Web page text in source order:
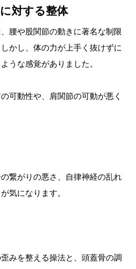
対する整体
腰や股関節の動きに著名な制限
かし、体の力が上手く抜けずに
うな感覚がありました。
可動性や、肩関節の可動が悪く
繋がりの悪さ、自律神経の乱れ
気になります。
みを整える操法と、頭蓋骨の調